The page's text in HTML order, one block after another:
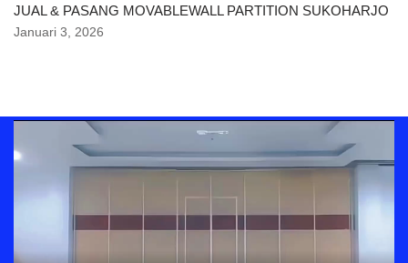
JUAL & PASANG MOVABLEWALL PARTITION SUKOHARJO
Januari 3, 2026